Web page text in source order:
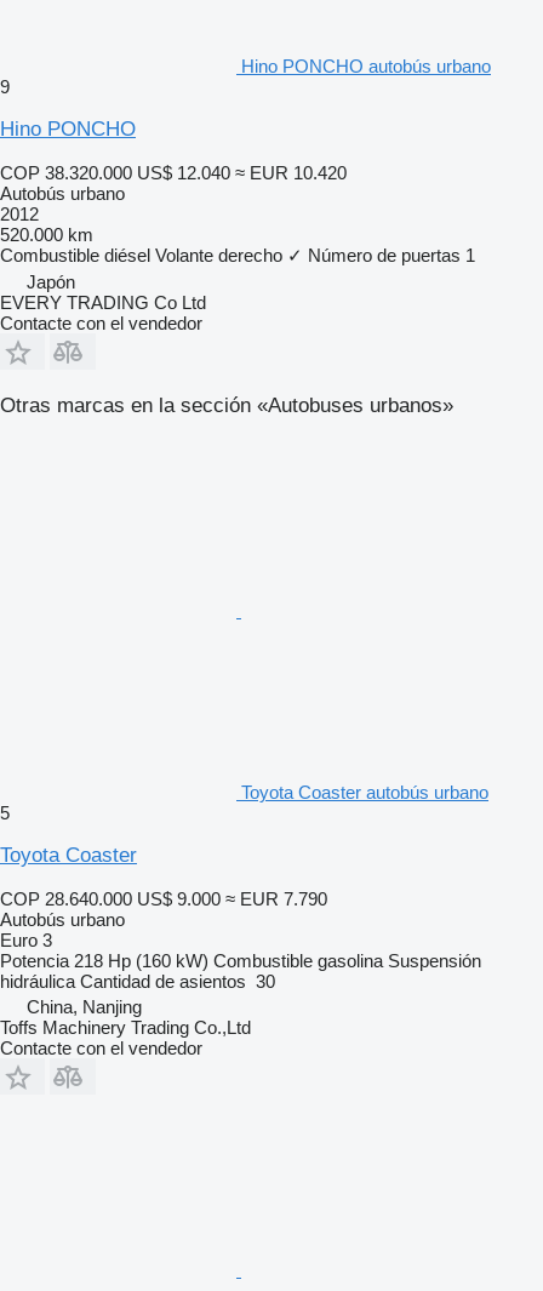
Hino PONCHO autobús urbano
9
Hino PONCHO
COP 38.320.000 US$ 12.040 ≈ EUR 10.420
Autobús urbano
2012
520.000 km
Combustible diésel Volante derecho ✓ Número de puertas 1
Japón
EVERY TRADING Co Ltd
Contacte con el vendedor
Otras marcas en la sección «Autobuses urbanos»
Toyota Coaster autobús urbano
5
Toyota Coaster
COP 28.640.000 US$ 9.000 ≈ EUR 7.790
Autobús urbano
Euro 3
Potencia 218 Hp (160 kW) Combustible gasolina Suspensión
hidráulica Cantidad de asientos 30
China, Nanjing
Toffs Machinery Trading Co.,Ltd
Contacte con el vendedor